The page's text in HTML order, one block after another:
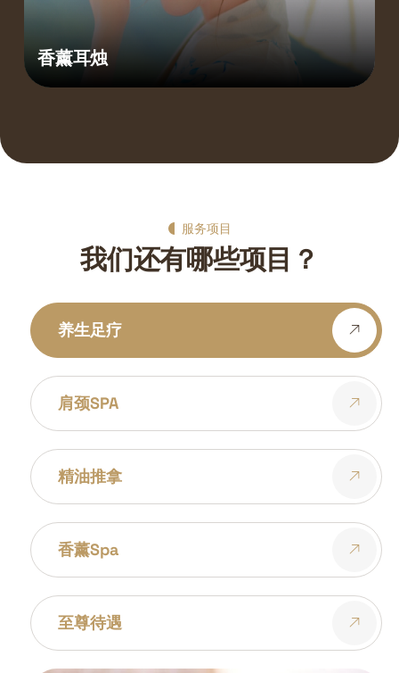
香薰耳烛
服务项目
我们还有哪些项目？
养生足疗
肩颈SPA
精油推拿
香薰spa
至尊待遇